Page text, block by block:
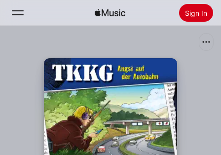
Sign In
Home
Radio
Install Apple Music